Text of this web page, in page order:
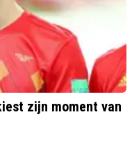
zijn moment van